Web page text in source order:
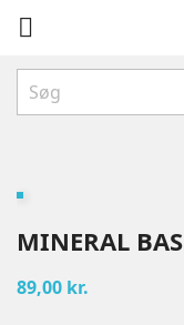

MINERAL
89,00 kr.